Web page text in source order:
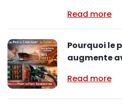
Read more
Pourquoi le
augmente
Read more